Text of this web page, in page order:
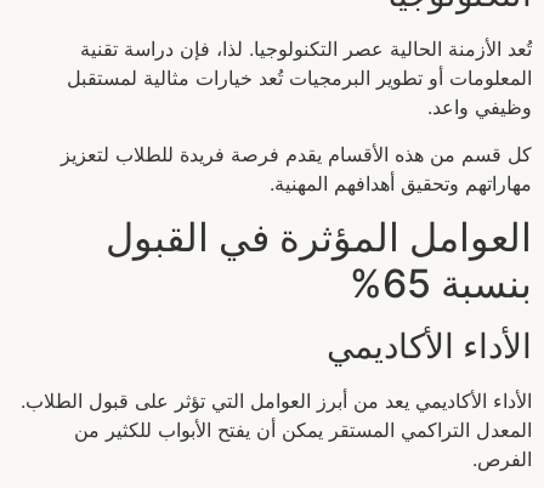
تُعد الأزمنة الحالية عصر التكنولوجيا. لذا، فإن دراسة تقنية
المعلومات أو تطوير البرمجيات تُعد خيارات مثالية لمستقبل
وظيفي واعد.
كل قسم من هذه الأقسام يقدم فرصة فريدة للطلاب لتعزيز
مهاراتهم وتحقيق أهدافهم المهنية.
العوامل المؤثرة في القبول
بنسبة 65%
الأداء الأكاديمي
الأداء الأكاديمي يعد من أبرز العوامل التي تؤثر على قبول الطلاب.
المعدل التراكمي المستقر يمكن أن يفتح الأبواب للكثير من
الفرص.